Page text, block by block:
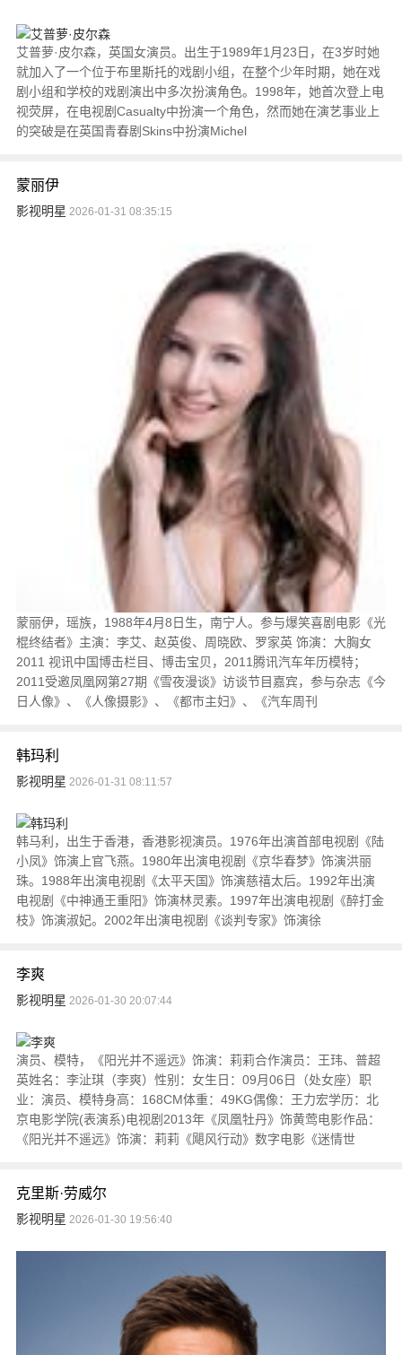
艾普萝·皮尔森，英国女演员。出生于1989年1月23日，在3岁时她
就加入了一个位于布里斯托的戏剧小组，在整个少年时期，她在戏
剧小组和学校的戏剧演出中多次扮演角色。1998年，她首次登上电
视荧屏，在电视剧Casualty中扮演一个角色，然而她在演艺事业上
的突破是在英国青春剧Skins中扮演Michel
蒙丽伊
影视明星 2026-01-31 08:35:15
蒙丽伊，瑶族，1988年4月8日生，南宁人。参与爆笑喜剧电影《光
棍终结者》主演：李艾、赵英俊、周晓欧、罗家英 饰演：大胸女
2011 视讯中国博击栏目、博击宝贝，2011腾讯汽车年历模特；
2011受邀凤凰网第27期《雪夜漫谈》访谈节目嘉宾，参与杂志《今
日人像》、《人像摄影》、《都市主妇》、《汽车周刊
韩玛利
影视明星 2026-01-31 08:11:57
韩马利，出生于香港，香港影视演员。1976年出演首部电视剧《陆
小凤》饰演上官飞燕。1980年出演电视剧《京华春梦》饰演洪丽
珠。1988年出演电视剧《太平天国》饰演慈禧太后。1992年出演
电视剧《中神通王重阳》饰演林灵素。1997年出演电视剧《醉打金
枝》饰演淑妃。2002年出演电视剧《谈判专家》饰演徐
李爽
影视明星 2026-01-30 20:07:44
演员、模特，《阳光并不遥远》饰演：莉莉合作演员：王玮、普超
英姓名：李沚琪（李爽）性别：女生日：09月06日（处女座）职
业：演员、模特身高：168CM体重：49KG偶像：王力宏学历：北
京电影学院(表演系)电视剧2013年《凤凰牡丹》饰黄莺电影作品：
《阳光并不遥远》饰演：莉莉《飓风行动》数字电影《迷情世
克里斯·劳威尔
影视明星 2026-01-30 19:56:40